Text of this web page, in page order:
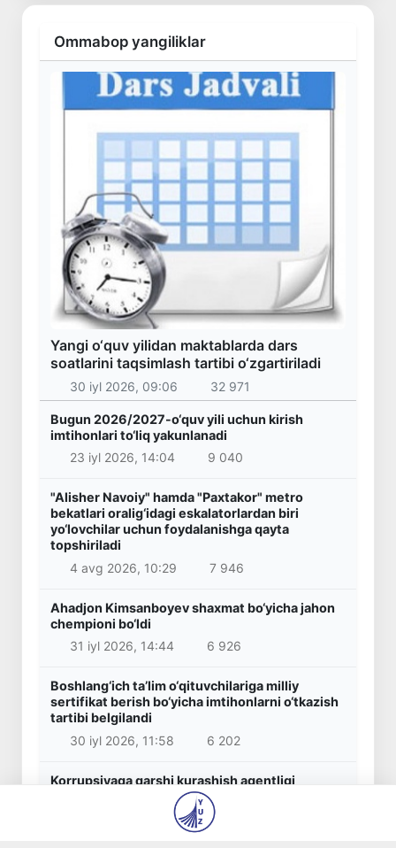
Ommabop yangiliklar
Yangi o‘quv yilidan maktablarda dars
soatlarini taqsimlash tartibi o‘zgartiriladi
30 iyl 2026, 09:06 32 971
Bugun 2026/2027-o‘quv yili uchun kirish
imtihonlari to‘liq yakunlanadi
23 iyl 2026, 14:04
9 040
"Alisher Navoiy" hamda "Paxtakor" metro
bekatlari oralig‘idagi eskalatorlardan biri
yo‘lovchilar uchun foydalanishga qayta
topshiriladi
4 avg 2026, 10:29
7 946
Ahadjon Kimsanboyev shaxmat bo‘yicha jahon
chempioni bo‘ldi
31 iyl 2026, 14:44
6 926
Boshlang‘ich ta’lim o‘qituvchilariga milliy
sertifikat berish bo‘yicha imtihonlarni o‘tkazish
tartibi belgilandi
30 iyl 2026, 11:58
6 202
Korrupsiyaga qarshi kurashish agentligi
Shahrisabz tumani hokimiga qarshi xizmat
tekshiruvi o‘tkazishni so‘radi